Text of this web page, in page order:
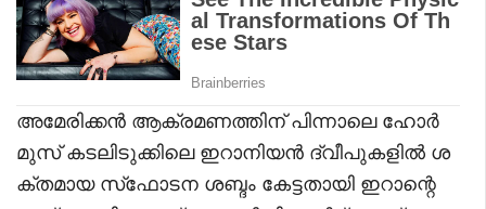
അമേരിക്കൻ ആക്രമണത്തിന് പിന്നാലെ ഹോർ
മുസ് കടലിടുക്കിലെ ഇറാനിയൻ ദ്വീപുകളിൽ ശ
ക്തമായ സ്‌ഫോടന ശബ്ദം കേട്ടതായി ഇറാന്റെ